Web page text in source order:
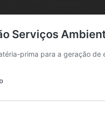
Serviços
prima para a geração